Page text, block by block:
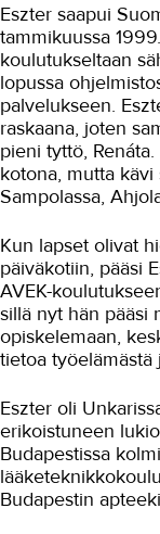
Eszter saapui
tammikuussa
koulutukseltaan
lopussa
palvelukseen.
raskaana, joten
pieni tyttö,
kotona, mutta
Sampolassa,
Kun lapset olivat
päiväkotiin, pääsi
AVEK-
sillä nyt hän pääsi
opiskelemaan,
tietoa
Eszter oli
erikoistuneen
Budapestissa
Budapestin